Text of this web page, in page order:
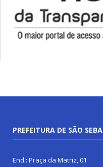
PREFEITURA DE SÃO
End.: Praça da Matriz, 01